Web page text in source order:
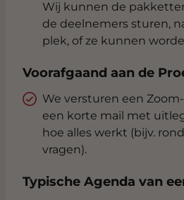
Wij kunnen de
de deelnemers sturen,
plek, of ze kunnen
Voorafgaand aan de
We versturen een
een korte mail met
hoe alles werkt (bijv.
vragen).
Typische Agenda van